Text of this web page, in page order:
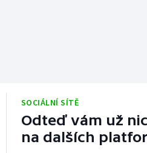
SOCIÁLNÍ SÍTĚ
Odteď vám už
na dalších